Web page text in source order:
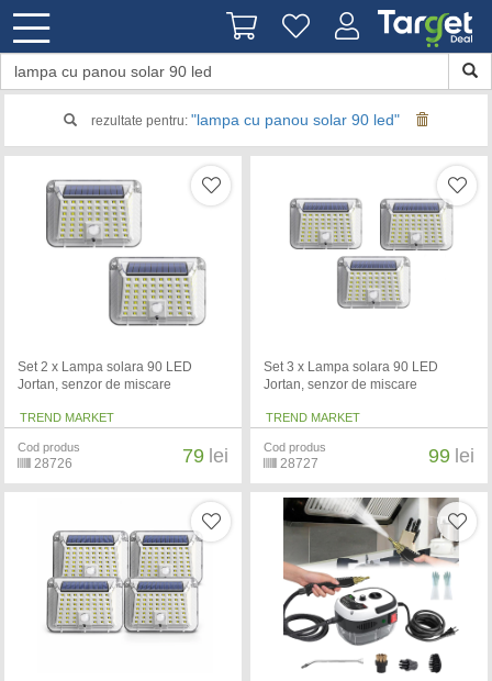
rezultate pentru: "lampa cu panou solar 90 led"
Set 2 x Lampa solara 90 LED
Jortan, senzor de miscare
TREND MARKET
Cod produs
28726 79 lei
Set 3 x Lampa solara 90 LED
Jortan, senzor de miscare
TREND MARKET
Cod produs
28727 99 lei